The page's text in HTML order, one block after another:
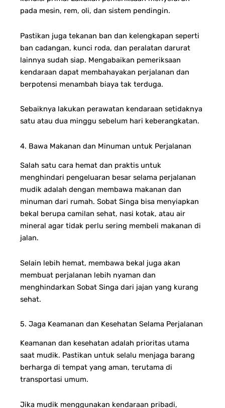
pada mesin, rem, oli, dan sistem pendingin.
Pastikan juga tekanan ban dan kelengkapan seperti
ban cadangan, kunci roda, dan peralatan darurat
lainnya sudah siap. Mengabaikan pemeriksaan
kendaraan dapat membahayakan perjalanan dan
berpotensi menambah biaya tak terduga.
Sebaiknya lakukan perawatan kendaraan setidaknya
satu atau dua minggu sebelum hari keberangkatan.
4. Bawa Makanan dan Minuman untuk Perjalanan
Salah satu cara hemat dan praktis untuk
menghindari pengeluaran besar selama perjalanan
mudik adalah dengan membawa makanan dan
minuman dari rumah. Sobat Singa bisa menyiapkan
bekal berupa camilan sehat, nasi kotak, atau air
mineral agar tidak perlu sering membeli makanan di
jalan.
Selain lebih hemat, membawa bekal juga akan
membuat perjalanan lebih nyaman dan
menghindarkan Sobat Singa dari jajan yang kurang
sehat.
5. Jaga Keamanan dan Kesehatan Selama Perjalanan
Keamanan dan kesehatan adalah prioritas utama
saat mudik. Pastikan untuk selalu menjaga barang
berharga di tempat yang aman, terutama di
transportasi umum.
Jika mudik menggunakan kendaraan pribadi,